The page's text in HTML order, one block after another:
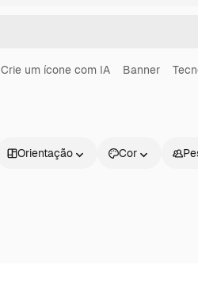
Crie um ícone com IA Banner
Orientação Cor